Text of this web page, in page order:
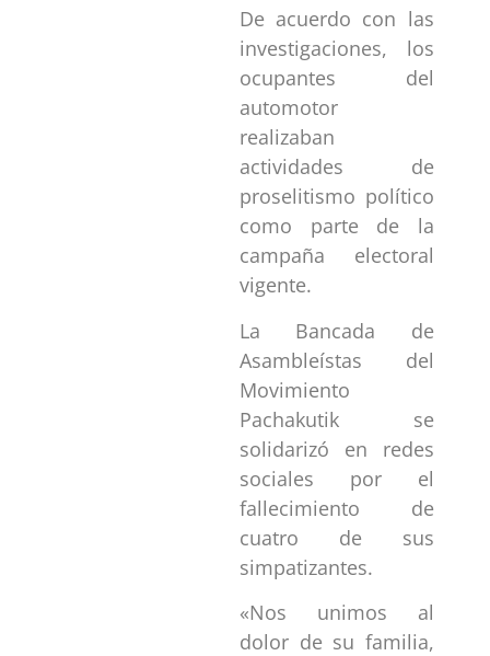
De acuerdo con las
investigaciones, los
ocupantes del
automotor
realizaban
actividades de
proselitismo político
como parte de la
campaña electoral
vigente.
La Bancada de
Asambleístas del
Movimiento
Pachakutik se
solidarizó en redes
sociales por el
fallecimiento de
cuatro de sus
simpatizantes.
«Nos unimos al
dolor de su familia,